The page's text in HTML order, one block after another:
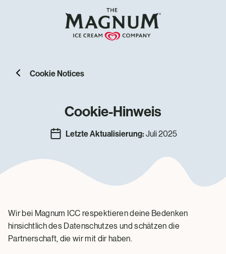
Cookie Notices
Cookie-Hinweis
Letzte Aktualisierung: Juli 2025
Wir bei Magnum ICC respektieren deine Bedenken
hinsichtlich des Datenschutzes und schätzen die
Partnerschaft, die wir mit dir haben.